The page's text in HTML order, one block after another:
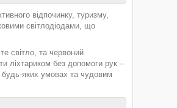
відпочинку, туризму,
світлодіодами, що
світло, та червоний
ліхтариком без допомоги рук –
будь-яких умовах та чудовим